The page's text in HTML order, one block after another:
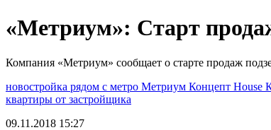
«Метриум»: Старт
Компания «Метриум» сообщает о старте продаж
новостройка рядом с метро Метриум Концепт House
квартиры от застройщика
09.11.2018 15:27